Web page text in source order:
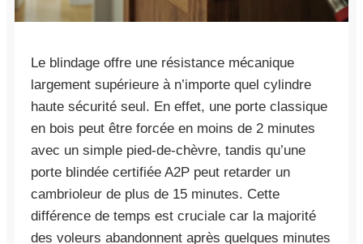
Le blindage offre une résistance mécanique
largement supérieure à n’importe quel cylindre
haute sécurité seul. En effet, une porte classique
en bois peut être forcée en moins de 2 minutes
avec un simple pied-de-chèvre, tandis qu’une
porte blindée certifiée A2P peut retarder un
cambrioleur de plus de 15 minutes. Cette
différence de temps est cruciale car la majorité
des voleurs abandonnent après quelques minutes